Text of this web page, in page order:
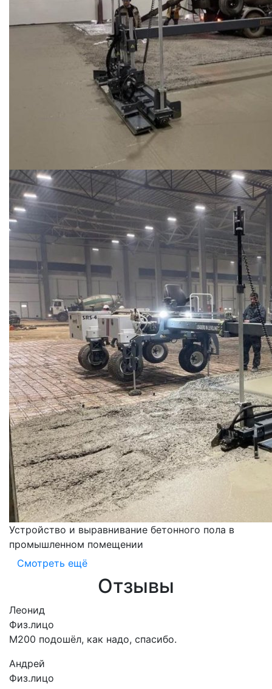
Устройство и выравнивание бетонного пола в
промышленном помещении
Смотреть ещё
Отзывы
Леонид
Физ.лицо
М200 подошёл, как надо, спасибо.
Андрей
Физ.лицо